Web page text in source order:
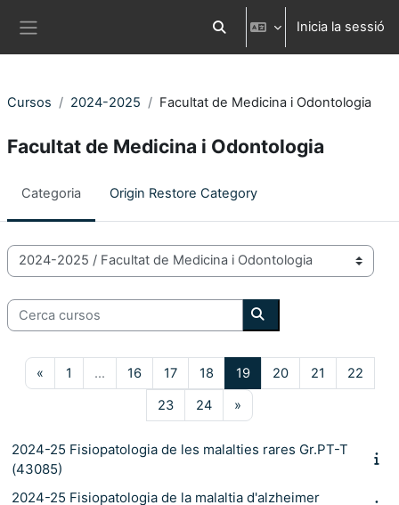
Commuta l'entrada de la cerca
Inicia la sessió
Cursos 2024-2025 Facultat de Medicina i Odontologia
Facultat de Medicina i Odontologia
Categoria Origin Restore Category
Categories de Cursos
Cerca cursos
Cerca cursos
«Pàgina anterior
1 Pàgina 1
… 16Pàgina 16
17Pàgina 17
18Pàgina 18
19Pàgina 19
20Pàgina 20
21 Pàgina 21
22
23Pàgina 23
24Pàgina 24
»Pàgina següent
2024-25 Fisiopatologia de les malalties rares Gr.PT-T
(43085)
2024-25 Fisiopatologia de la malaltia d'alzheimer